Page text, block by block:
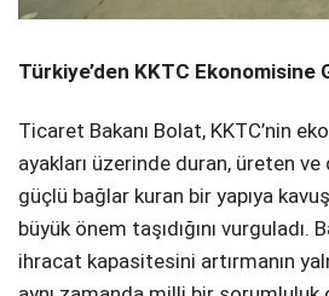
Türkiye’den KKTC Ekonomisine
Ticaret Bakanı Bolat, KKTC’nin
ayakları üzerinde duran, üreten
güçlü bağlar kuran bir yapıya
büyük önem taşıdığını vurguladı.
ihracat kapasitesini artırmanın